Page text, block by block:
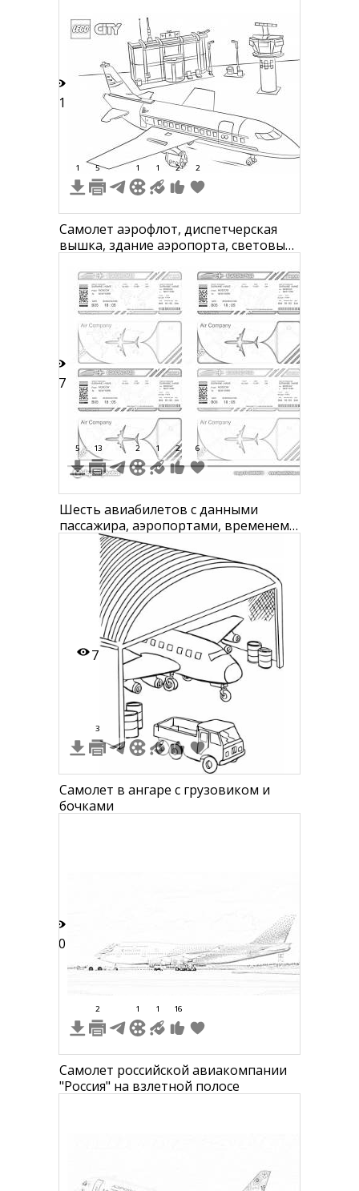
11
1 5 1 1 2 2
Самолет аэрофлот, диспетчерская
вышка, здание аэропорта, световые
27
5 13 2 1 2 6
Шесть авиабилетов с данными
пассажира, аэропортами, временем
и датой рейса, картой мира,
самолетом, логотипом Air Company и
QR-кодом.
7
3 1 1 1
Самолет в ангаре с грузовиком и
бочками
10
2 1 1 16
Самолет российской авиакомпании
"Россия" на взлетной полосе